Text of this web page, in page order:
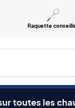
Raquette
de
toutes les